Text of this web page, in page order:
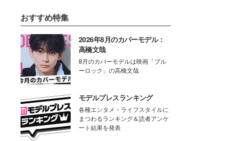
おすすめ特集
2026年8月のカバーモデル：
高橋文哉
8月のカバーモデルは映画「ブル
ーロック」の高橋文哉
モデルプレスランキング
各種エンタメ・ライフスタイルに
まつわるランキング＆読者アンケ
ート結果を発表